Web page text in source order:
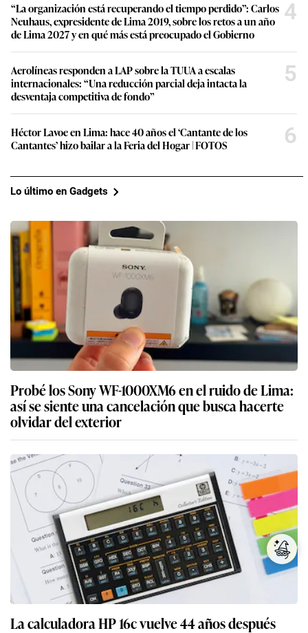
“La organización está recuperando el tiempo perdido”: Carlos
Neuhaus, expresidente de Lima 2019, sobre los retos a un año
de Lima 2027 y en qué más está preocupado el Gobierno
4
Aerolíneas responden a LAP sobre la TUUA a escalas
internacionales: “Una reducción parcial deja intacta la
desventaja competitiva de fondo”
5
Héctor Lavoe en Lima: hace 40 años el ‘Cantante de los
Cantantes’ hizo bailar a la Feria del Hogar | FOTOS
6
Lo último en Gadgets
Probé los Sony WF-1000XM6 en el ruido de Lima:
así se siente una cancelación que busca hacerte
olvidar del exterior
La calculadora HP 16c vuelve 44 años después